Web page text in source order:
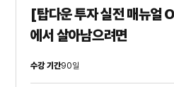
[탑다운 투자 실전 매뉴얼
에서 살아남으려면
수강 기간90일